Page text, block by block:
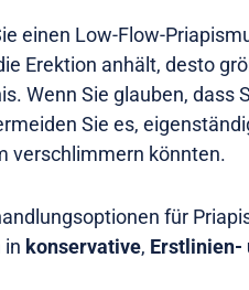
einen Low-Flow-
Erektion anhält, desto
Wenn Sie glauben, dass
Sie es,
verschlimmern könnten.
für
in konservative, Erstlinien-